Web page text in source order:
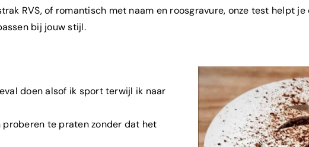
RVS, of romantisch met naam en roosgravure, onze test helpt je
bij jouw stijl.
doen alsof ik sport terwijl ik naar
proberen te praten zonder dat het